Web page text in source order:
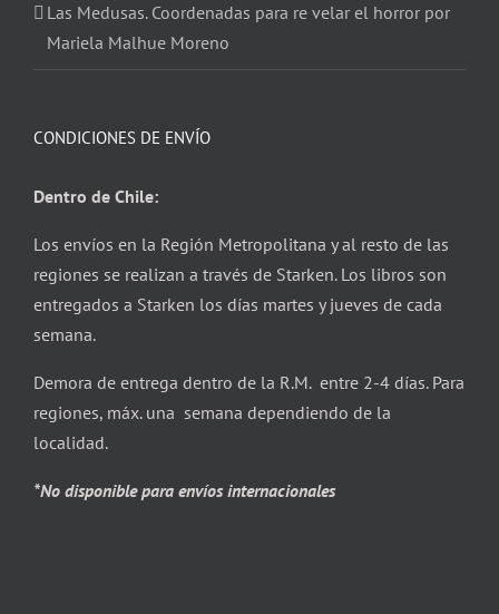
Las Medusas. Coordenadas para re velar el horror por
Mariela Malhue Moreno
CONDICIONES DE ENVÍO
Dentro de Chile:
Los envíos en la Región Metropolitana y al resto de las
regiones se realizan a través de Starken. Los libros son
entregados a Starken los días martes y jueves de cada
semana.
Demora de entrega dentro de la R.M. entre 2-4 días. Para
regiones, máx. una semana dependiendo de la
localidad.
*No disponible para envíos internacionales